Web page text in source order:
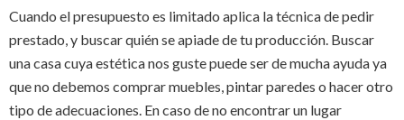
Cuando el presupuesto es limitado aplica la técnica de pedir
prestado, y buscar quién se apiade de tu producción. Buscar
una casa cuya estética nos guste puede ser de mucha ayuda ya
que no debemos comprar muebles, pintar paredes o hacer otro
tipo de adecuaciones. En caso de no encontrar un lugar